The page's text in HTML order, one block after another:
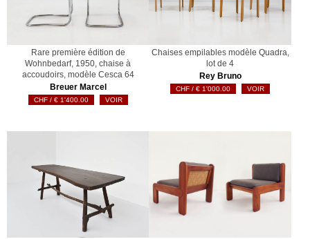
Rare première édition de
Wohnbedarf, 1950, chaise à
accoudoirs, modèle Cesca 64
Breuer Marcel
€1'400.00 VOIR
Chaises empilables modèle Quadra,
lot de 4
Rey Bruno
€ 1'000.00 VOIR